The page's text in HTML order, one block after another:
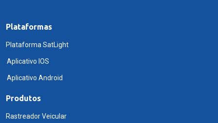
Plataformas
Plataforma SatLight
Aplicativo IOS
Aplicativo Android
Produtos
Rastreador Veicular